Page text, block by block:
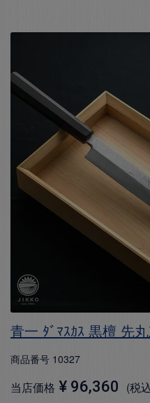
青一 ﾀﾞﾏｽｶｽ 黒檀 先
商品番号 10327
当店価格 ¥ 96,360 税